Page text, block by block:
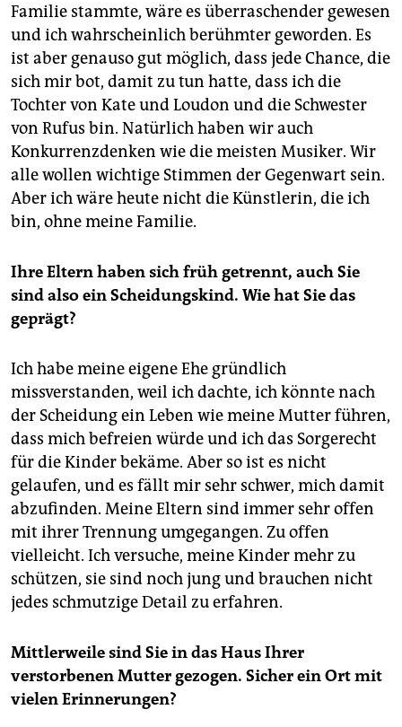
Familie stammte, wäre es überraschender gewesen
und ich wahrscheinlich berühmter geworden. Es
ist aber genauso gut möglich, dass jede Chance, die
sich mir bot, damit zu tun hatte, dass ich die
Tochter von Kate und Loudon und die Schwester
von Rufus bin. Natürlich haben wir auch
Konkurrenzdenken wie die meisten Musiker. Wir
alle wollen wichtige Stimmen der Gegenwart sein.
Aber ich wäre heute nicht die Künstlerin, die ich
bin, ohne meine Familie.
Ihre Eltern haben sich früh getrennt, auch Sie
sind also ein Scheidungskind. Wie hat Sie das
geprägt?
Ich habe meine eigene Ehe gründlich
missverstanden, weil ich dachte, ich könnte nach
der Scheidung ein Leben wie meine Mutter führen,
dass mich befreien würde und ich das Sorgerecht
für die Kinder bekäme. Aber so ist es nicht
gelaufen, und es fällt mir sehr schwer, mich damit
abzufinden. Meine Eltern sind immer sehr offen
mit ihrer Trennung umgegangen. Zu offen
vielleicht. Ich versuche, meine Kinder mehr zu
schützen, sie sind noch jung und brauchen nicht
jedes schmutzige Detail zu erfahren.
Mittlerweile sind Sie in das Haus Ihrer
verstorbenen Mutter gezogen. Sicher ein Ort mit
vielen Erinnerungen?